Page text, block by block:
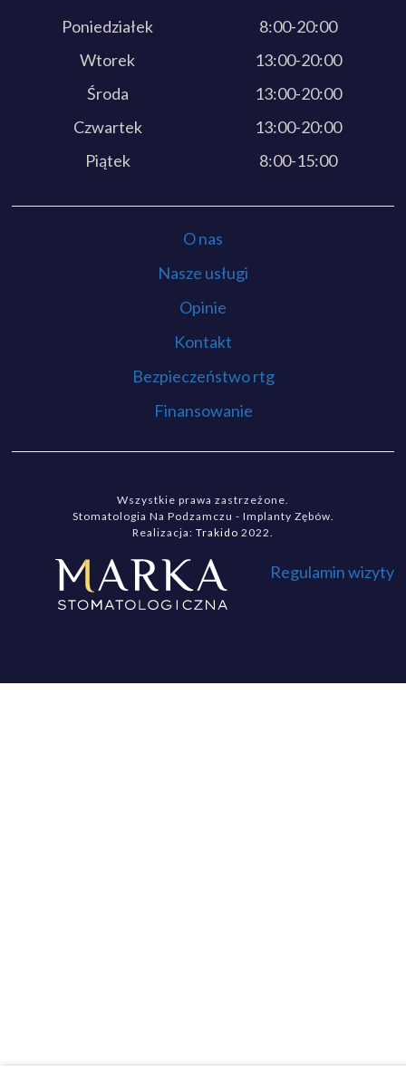
Poniedziałek
8:00-20:00
Wtorek
13:00-20:00
Środa
13:00-20:00
Czwartek
13:00-20:00
Piątek
8:00-15:00
O nas
Nasze usługi
Opinie
Kontakt
Bezpieczeństwo rtg
Finansowanie
Wszystkie prawa zastrzeżone.
Stomatologia Na Podzamczu - Implanty Zębów.
Realizacja: Trakido 2022.
Regulamin wizyty